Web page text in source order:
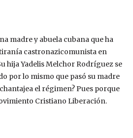
madre y abuela cubana que ha
castronazicomunista en
hija Yadelis Melchor Rodríguez se
por lo mismo que pasó su madre
el régimen? Pues porque
Cristiano Liberación.